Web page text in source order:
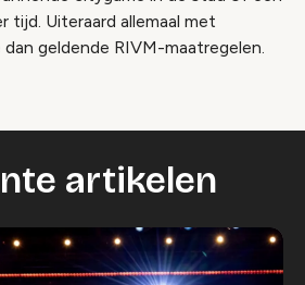
tijd. Uiteraard allemaal met
geldende RIVM-maatregelen.
artikelen